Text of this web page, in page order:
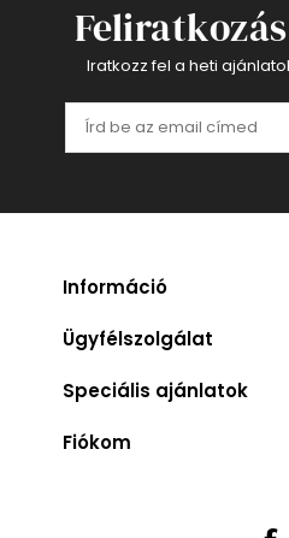
Iratkozz fel a heti
Információ
Ügyfélszolgálat
Speciális ajánlatok
Fiókom